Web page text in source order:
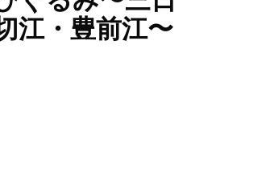
江・豊前江〜